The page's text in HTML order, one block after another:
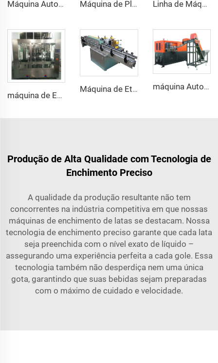
Máquina Automática de Fechamento e Selagem para Latas de Bebidas com 6 Cabeças Rotativas Máquina de Planta de Água Mineral Compacta com Enchimento Automático para Garrafas Plásticas com Suporte Técnico no Exterior Disponível Linha de Máquina de Enchimento e Vedação para Garrafas de Leite - Preço
máquina de Enchimento por Pistão e Vedação ROPP para Garrafa de Vidro de 750ML com Óleo de Oliva
Máquina de Etiquetagem com Cola Fria e Molhada para Garrafas de Cerveja de Vidro máquina Automática para Sopro de Garrafas PET com 4 Cavidades, Tipo Servo Motor Elétrico, Preço na Nigéria
Produção de Alta Qualidade com Tecnologia de
Enchimento Preciso
A qualidade da produção resultante não tem
concorrentes na indústria competitiva em que nossas
máquinas de enchimento de latas se destacam. Nossa
tecnologia de enchimento preciso garante que cada lata
seja preenchida com o nível exato de líquido –
assegurando uma experiência perfeita a cada gole. Essa
tecnologia também não desperdiça nem uma única
gota, garantindo que suas bebidas sejam preparadas
com o máximo de cuidado e velocidade.